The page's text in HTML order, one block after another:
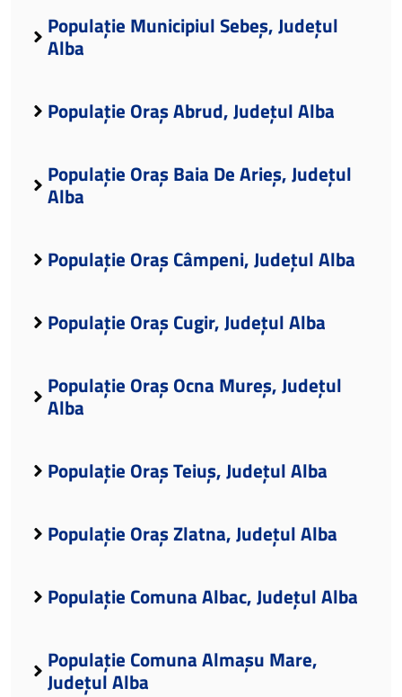
Populație Municipiul Sebeș, Județul
Alba
Populație Oraș Abrud, Județul Alba
Populație Oraș Baia De Arieș, Județul
Alba
Populație Oraș Câmpeni, Județul Alba
Populație Oraș Cugir, Județul Alba
Populație Oraș Ocna Mureș, Județul
Alba
Populație Oraș Teiuș, Județul Alba
Populație Oraș Zlatna, Județul Alba
Populație Comuna Albac, Județul Alba
Populație Comuna Almașu Mare,
Județul Alba